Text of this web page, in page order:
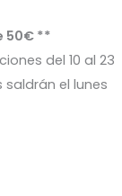
50€ **
del 10 al 23
el lunes